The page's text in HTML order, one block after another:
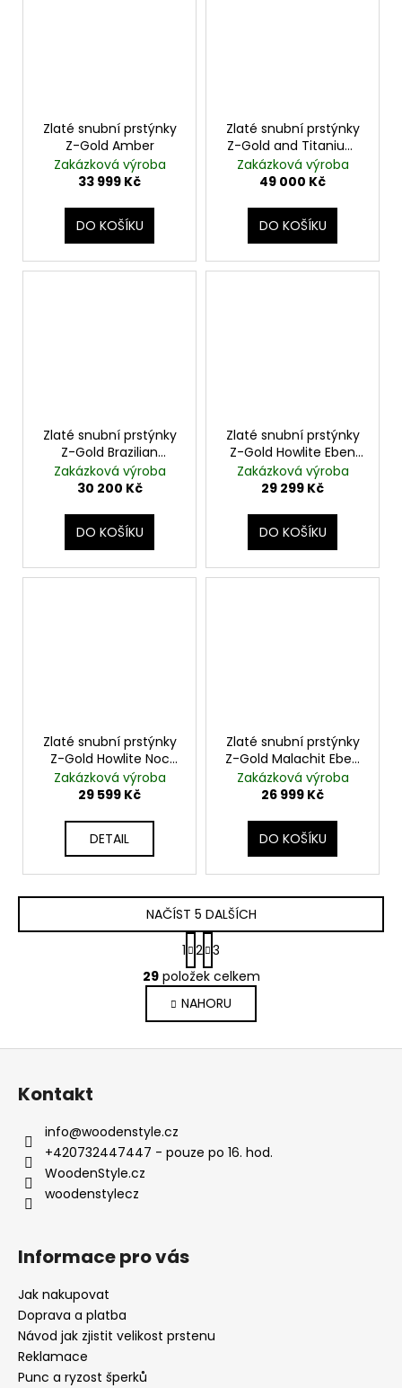
Zlaté snubní prstýnky
Z-Gold Amber
Zakázková výroba
33 999 Kč
DO KOŠÍKU
Zlaté snubní prstýnky
Z-Gold and Titanium
& Volcanic Rock
Zakázková výroba
49 000 Kč
DO KOŠÍKU
Zlaté snubní prstýnky
Z-Gold Brazilian
Palisander
Zakázková výroba
30 200 Kč
DO KOŠÍKU
Zlaté snubní prstýnky
Z-Gold Howlite Eben
Macassar
Zakázková výroba
29 299 Kč
DO KOŠÍKU
Zlaté snubní prstýnky
Z-Gold Howlite Noc
Kahiry
Zakázková výroba
29 599 Kč
DETAIL
Zlaté snubní prstýnky
Z-Gold Malachit Eben
Makassar
Zakázková výroba
26 999 Kč
DO KOŠÍKU
O
v
l
á
d
r
v
NAČÍST 5 DALŠÍCH
S
t
r
á
n
k
o
1 2 3
29položek celkem
NAHORU
Kontakt
info@woodenstyle.cz
+420732447447 - pouze po 16. hod.
WoodenStyle.cz
woodenstylecz
Informace pro vás
Jak nakupovat
Doprava a platba
Návod jak zjistit velikost prstenu
Reklamace
Punc a ryzost šperků